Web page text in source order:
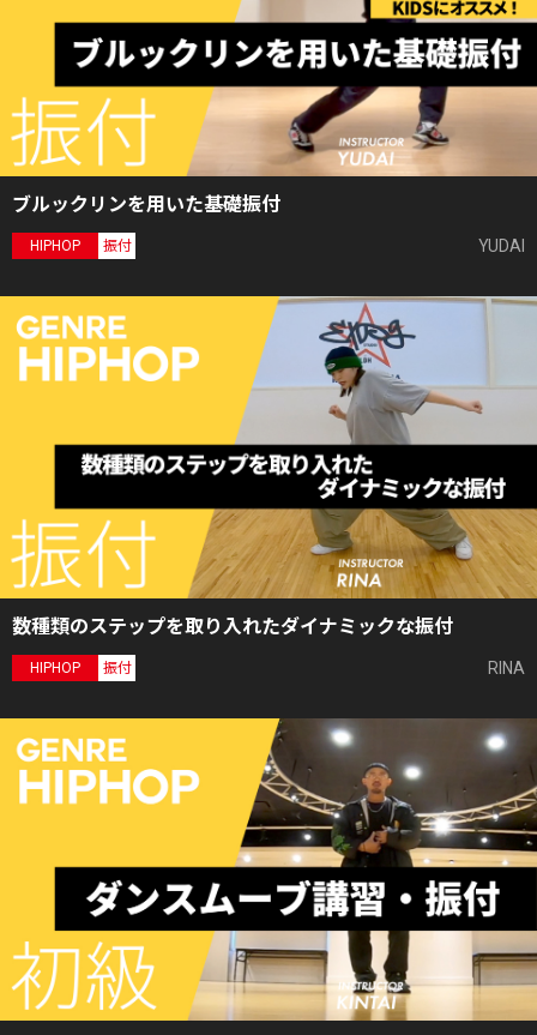
ブルックリンを用いた基礎振付
HIPHOP 振付 YUDAI
数種類のステップを取り入れたダイナミックな振付
HIPHOP 振付 RINA